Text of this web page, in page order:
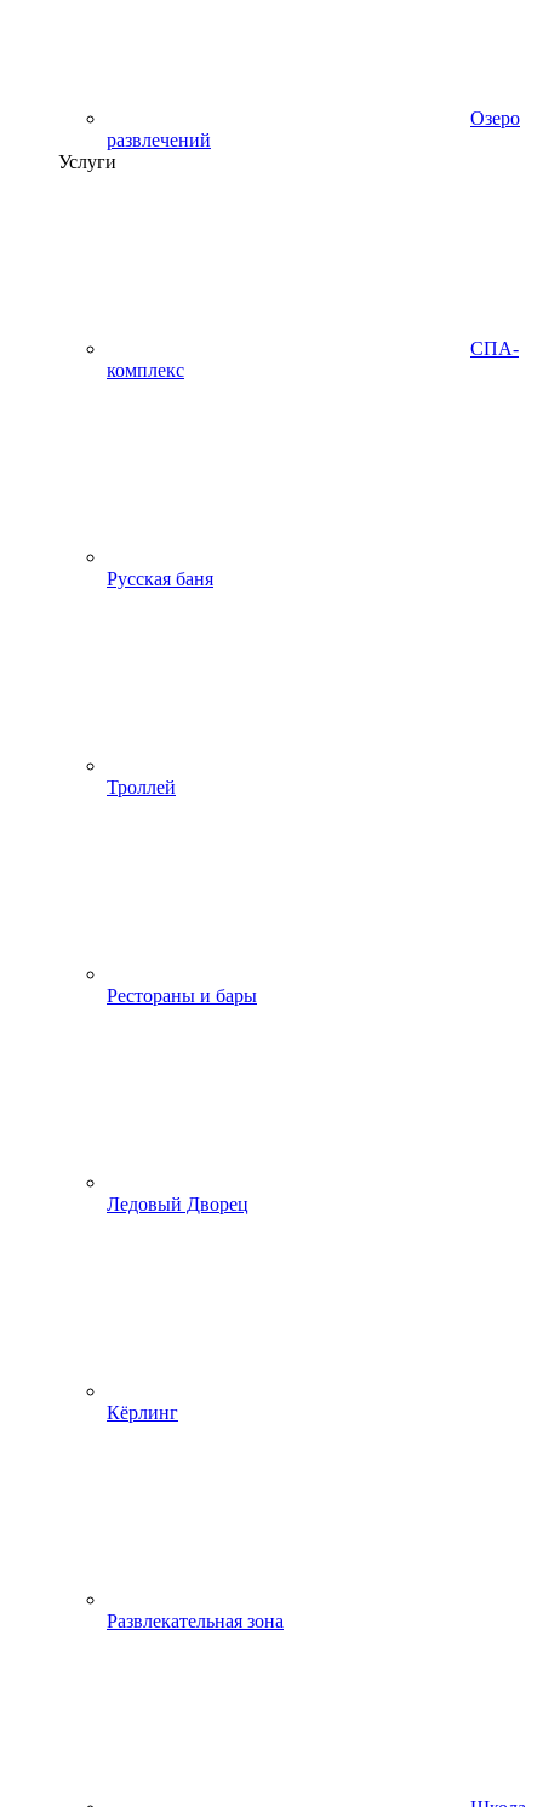
Озеро
развлечений
Услуги
СПА-
комплекс
Русская баня
Троллей
Рестораны и бары
Ледовый Дворец
Кёрлинг
Развлекательная зона